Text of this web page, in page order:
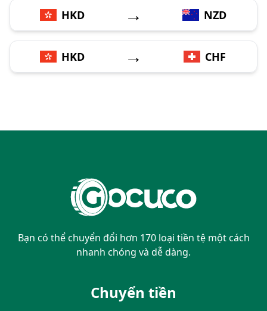
HKD → NZD
HKD → CHF
Bạn có thể chuyển đổi hơn 170 loại tiền tệ một cách
nhanh chóng và dễ dàng.
Chuyển tiền